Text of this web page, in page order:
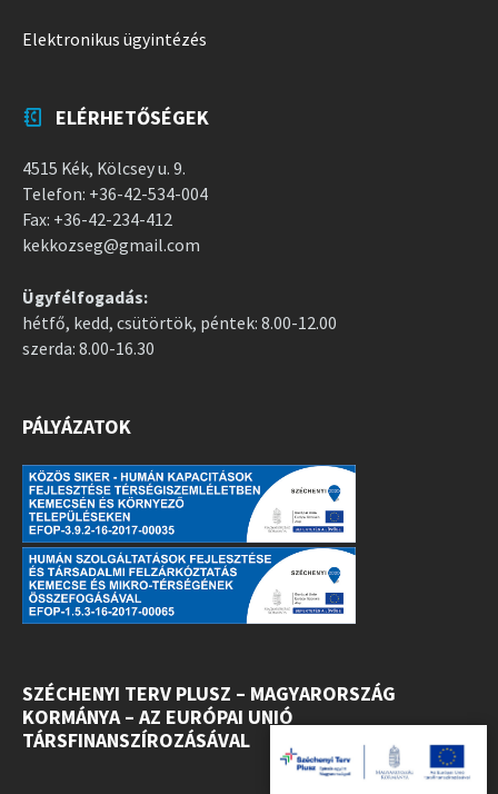
Elektronikus ügyintézés
ELÉRHETŐSÉGEK
4515 Kék, Kölcsey u. 9.
Telefon: +36-42-534-004
Fax: +36-42-234-412
kekkozseg@gmail.com
Ügyfélfogadás:
hétfő, kedd, csütörtök, péntek: 8.00-12.00
szerda: 8.00-16.30
PÁLYÁZATOK
SZÉCHENYI TERV PLUSZ – MAGYARORSZÁG
KORMÁNYA – AZ EURÓPAI UNIÓ
TÁRSFINANSZÍROZÁSÁVAL